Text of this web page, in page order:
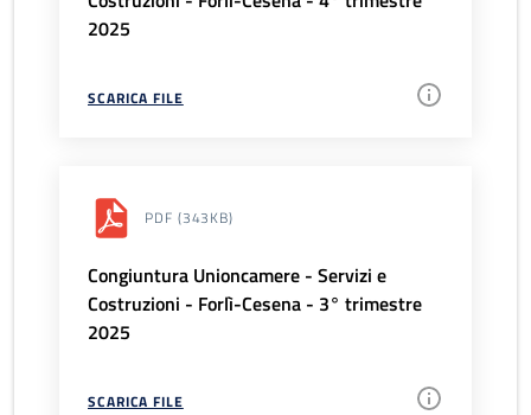
2025
SCARICA FILE
PDF (343KB)
Congiuntura Unioncamere - Servizi e
Costruzioni - Forlì-Cesena - 3° trimestre
2025
SCARICA FILE